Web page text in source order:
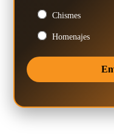
Chismes
Homenajes